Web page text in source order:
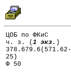
ЦОБ по ФКиС
ч. з. ( 1 экз. )
378.679.6(571.62-
25)
Ф 50